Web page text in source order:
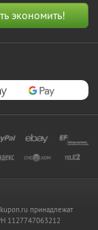
принадлежат
1127747063212